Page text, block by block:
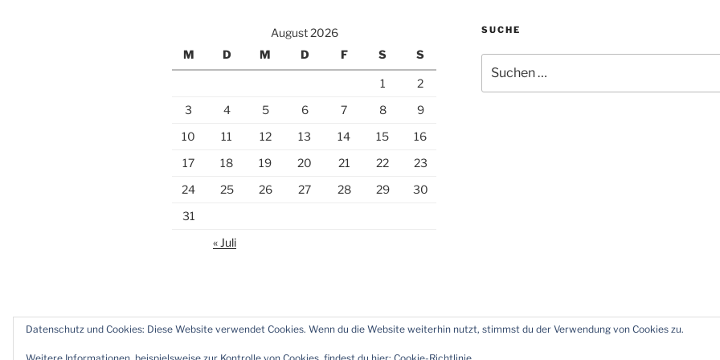
August 2026
M
D M D F S S
1
2
3
4 5 6 7 8
9
10
11 12 13 14 15
16
17
18 19 20 21 22
23
24
25 26 27 28 29
30
31
« Juli
SUCHE
nach:
Twitter InstagramMeine
Impressum
Über
Datenschutz und Cookies: Diese Website verwendet Cookies. Wenn du die Website weiterhin nutzt, stimmst du der Verwendung von Cookies zu.